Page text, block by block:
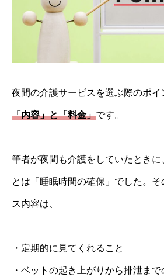
夜間の介護サービスを選ぶ際のポイ
「内容」と「料金」です。
筆者が夜間も介護をしていたときに
とは「睡眠時間の確保」でした。
ス内容は、
・定期的に見てくれること
・ベットの起き上がりから排泄まで